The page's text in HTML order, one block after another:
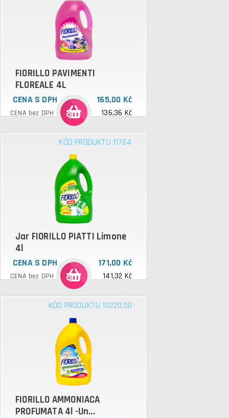
FIORILLO PAVIMENTI
FLOREALE 4L
CENA S DPH 165,00 Kč
CENA bez DPH 136,36 Kč
KÓD PRODUKTU 11764
Jar FIORILLO PIATTI Limone
4l
CENA S DPH 171,00 Kč
CENA bez DPH 141,32 Kč
KÓD PRODUKTU 10220,00
FIORILLO AMMONIACA
PROFUMATA 4l -Un...